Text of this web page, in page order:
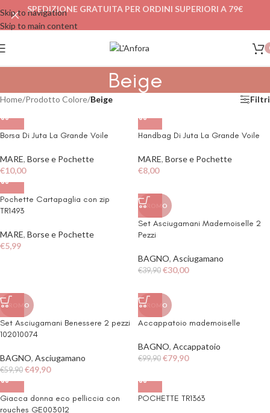
Skip to navigation
Skip to main content
SPEDIZIONE GRATUITA PER ORDINI SUPERIORI A 79€
Beige
Home/Prodotto Colore/Beige Filtri
Borsa Di Juta La Grande Voile
MARE, Borse e Pochette
€10,00
Handbag Di Juta La Grande Voile
MARE, Borse e Pochette
€8,00
Pochette Cartapaglia con zip
TR1493
MARE, Borse e Pochette
€5,99
PROMO
Set Asciugamani Mademoiselle 2
Pezzi
BAGNO, Asciugamano
€39,90 €30,00
PROMO
Set Asciugamani Benessere 2 pezzi
102010074
BAGNO, Asciugamano
€59,90 €49,90
PROMO
Accappatoio mademoiselle
BAGNO, Accappatoio
€99,90 €79,90
Giacca donna eco pelliccia con
rouches GE003012
POCHETTE TR1363